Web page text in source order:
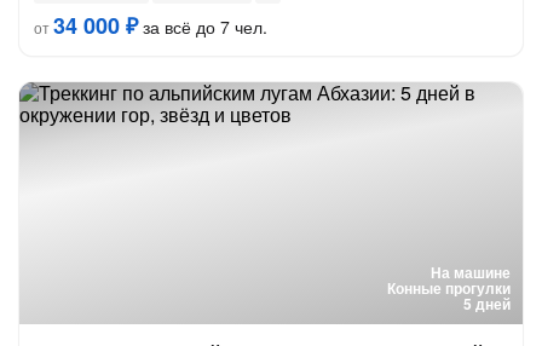
от34 000 ₽за всё до 7 чел.
На машине
Конные прогулки
5 дней